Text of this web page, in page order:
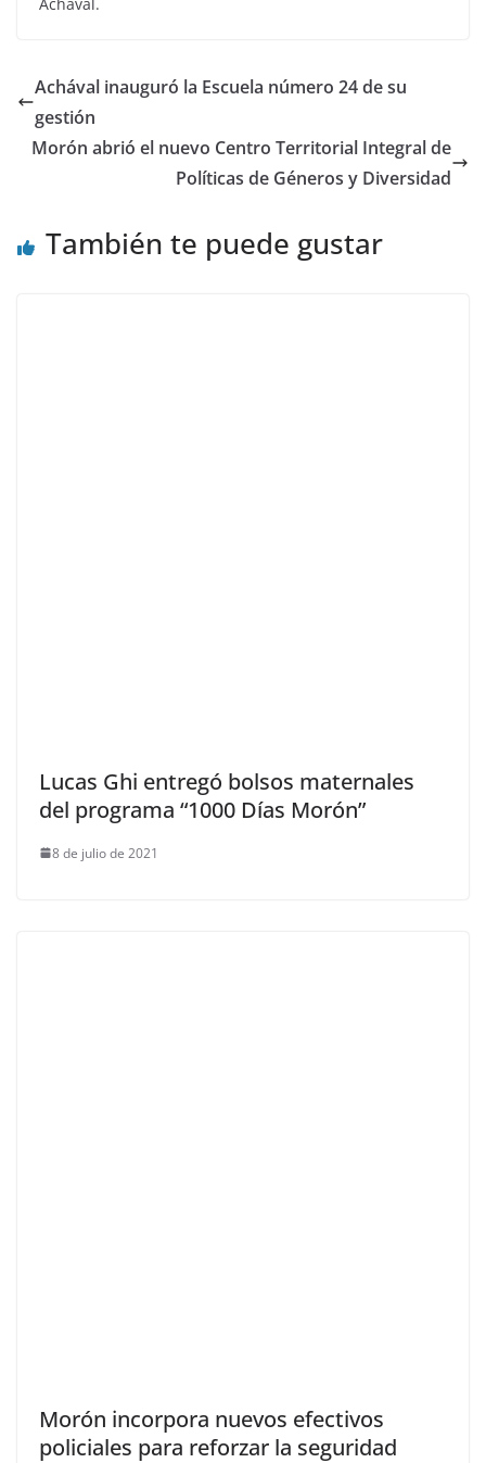
Achával inauguró la Escuela número 24 de su
gestión
Morón abrió el nuevo Centro Territorial Integral de
Políticas de Géneros y Diversidad
También te puede gustar
Lucas Ghi entregó bolsos maternales
del programa “1000 Días Morón”
8 de julio de 2021
Morón incorpora nuevos efectivos
policiales para reforzar la seguridad